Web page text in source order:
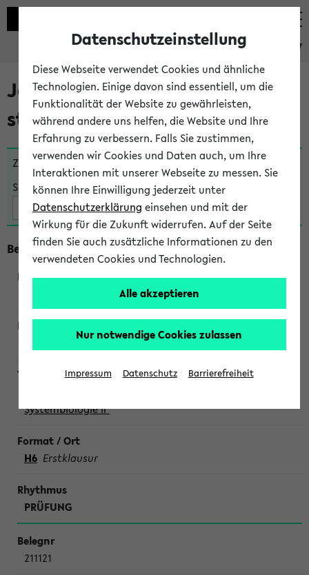
eKVV
Jetzt und in Kürze
stattfindende Veranstaltungen
Zu viele Veranstaltungen?Fakultät wählen
Suche:
Beginn um 9 Uhr
Systembiologie II"
H6 Erstklausur
PRÜFUNG
211121
Datenschutzeinstellung
Diese Webseite verwendet Cookies und ähnliche
Technologien. Einige davon sind essentiell, um die
Funktionalität der Website zu gewährleisten,
während andere uns helfen, die Website und Ihre
Erfahrung zu verbessern. Falls Sie zustimmen,
verwenden wir Cookies und Daten auch, um Ihre
Interaktionen mit unserer Webseite zu messen. Sie
können Ihre Einwilligung jederzeit unter
Datenschutzerklärung einsehen und mit der
Wirkung für die Zukunft widerrufen. Auf der Seite
finden Sie auch zusätzliche Informationen zu den
verwendeten Cookies und Technologien.
Alle akzeptieren
Nur notwendige Cookies zulassen
Impressum Datenschutz Barrierefreiheit